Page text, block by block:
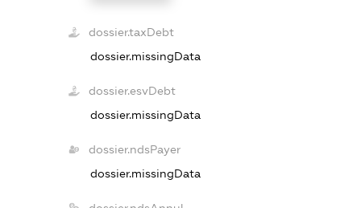
dossier.taxDebt
dossier.missingData
dossier.esvDebt
dossier.missingData
dossier.ndsPayer
dossier.missingData